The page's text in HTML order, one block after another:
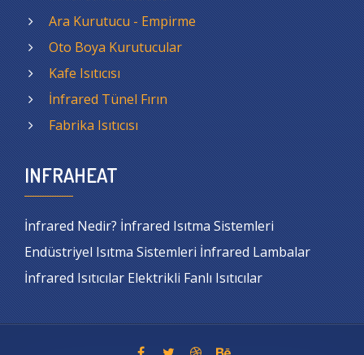
Ara Kurutucu - Empirme
Oto Boya Kurutucular
Kafe Isıtıcısı
İnfrared Tünel Fırın
Fabrika Isıtıcısı
INFRAHEAT
İnfrared Nedir? İnfrared Isıtma Sistemleri
Endüstriyel Isıtma Sistemleri İnfrared Lambalar
İnfrared Isıtıcılar Elektrikli Fanlı Isıtıcılar